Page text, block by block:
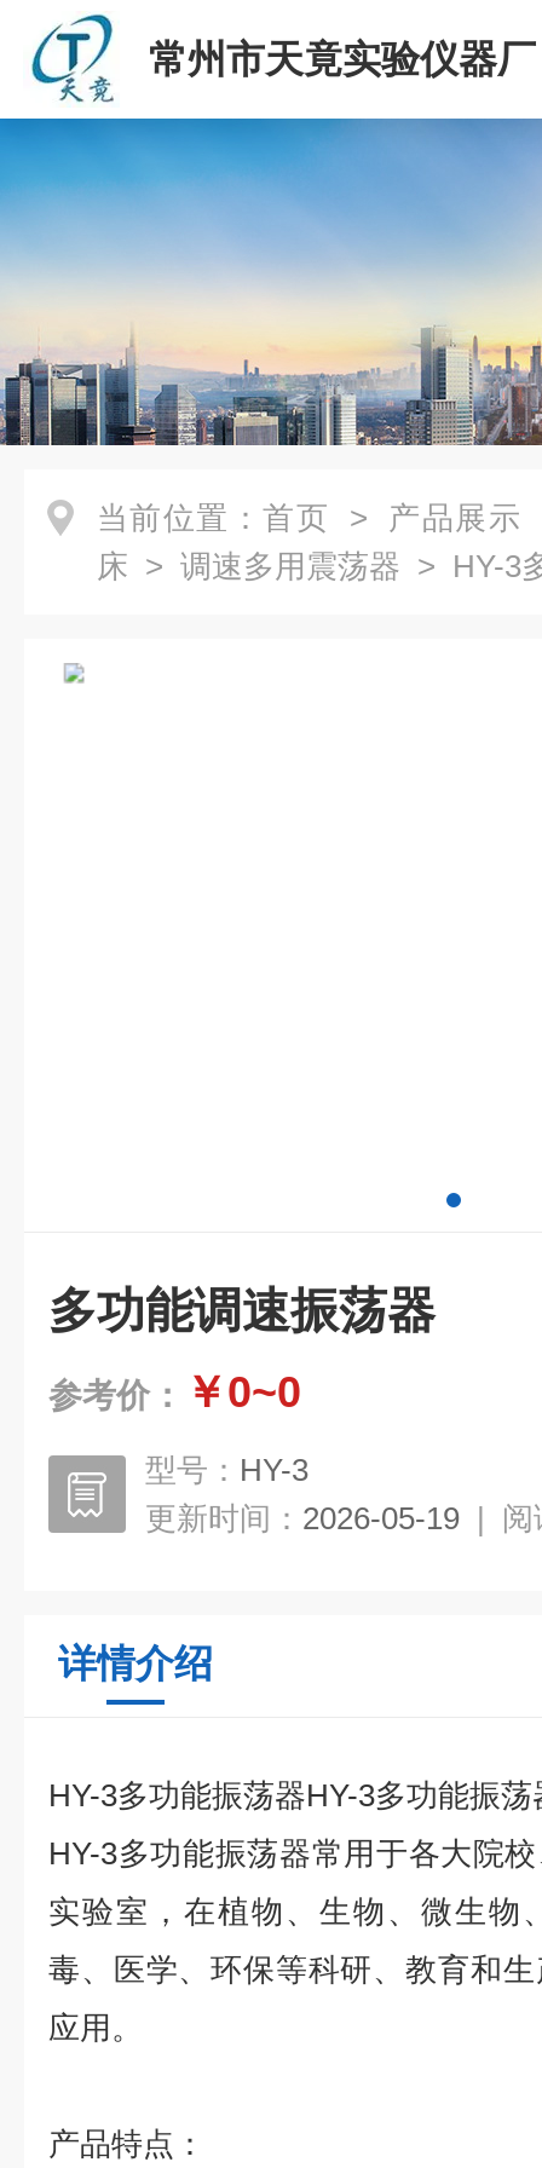
常州市天竟实验仪器厂
当前位置： 首页 > 产品展示
床 > 调速多用震荡器 > HY-3
多功能调速振荡器
参考价： ￥0~0
型号： HY-3
更新时间： 2026-05-19 | 阅
详情介绍
HY-3多功能振荡器HY-3多功能振荡
HY-3多功能振荡器常用于各大院
实验室，在植物、生物、微生物
毒、医学、环保等科研、教育和
应用。
产品特点：